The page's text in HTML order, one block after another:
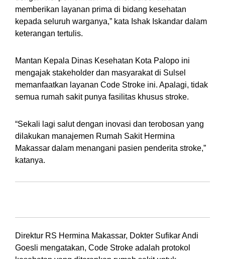
memberikan layanan prima di bidang kesehatan
kepada seluruh warganya,” kata Ishak Iskandar dalam
keterangan tertulis.
Mantan Kepala Dinas Kesehatan Kota Palopo ini
mengajak stakeholder dan masyarakat di Sulsel
memanfaatkan layanan Code Stroke ini. Apalagi, tidak
semua rumah sakit punya fasilitas khusus stroke.
“Sekali lagi salut dengan inovasi dan terobosan yang
dilakukan manajemen Rumah Sakit Hermina
Makassar dalam menangani pasien penderita stroke,”
katanya.
Direktur RS Hermina Makassar, Dokter Sufikar Andi
Goesli mengatakan, Code Stroke adalah protokol